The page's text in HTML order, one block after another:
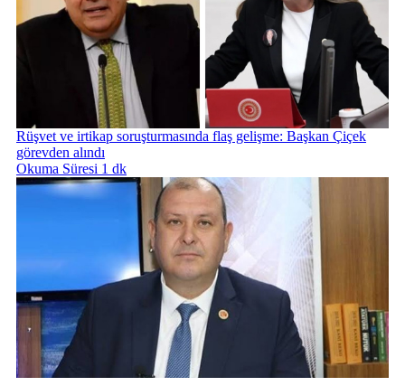
Rüşvet ve irtikap soruşturmasında flaş gelişme: Başkan Çiçek
görevden alındı
Okuma Süresi 1 dk